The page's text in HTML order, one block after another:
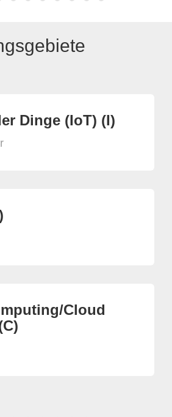
Dinge (IoT) (I)
Cloud